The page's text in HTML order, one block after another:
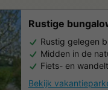
Rustige
Rustig gelegen
Midden in de
Fiets- en
Bekijk